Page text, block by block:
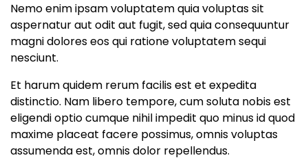
Nemo enim ipsam voluptatem quia voluptas sit
aspernatur aut odit aut fugit, sed quia consequuntur
magni dolores eos qui ratione voluptatem sequi
nesciunt.
Et harum quidem rerum facilis est et expedita
distinctio. Nam libero tempore, cum soluta nobis est
eligendi optio cumque nihil impedit quo minus id quod
maxime placeat facere possimus, omnis voluptas
assumenda est, omnis dolor repellendus.